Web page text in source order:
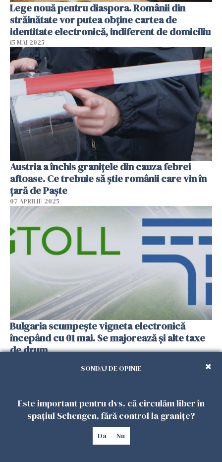
Lege nouă pentru diaspora. Românii din
străinătate vor putea obține cartea de
identitate electronică, indiferent de domiciliu
15 MAI 2025
Austria a închis granițele din cauza febrei
aftoase. Ce trebuie să știe românii care vin în
țară de Paște
07 APRILIE 2025
Bulgaria scumpește vigneta electronică
începând cu 01 mai. Se majorează și alte taxe
de drum
SONDAJ DE OPINIE
Este important pentru dvs. că circulăm liber în
spațiul Schengen, fără control la granițe?
Da Nu